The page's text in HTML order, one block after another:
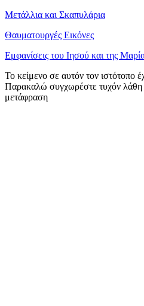
Μετάλλια και Σκαπυλάρια
Θαυματουργές Εικόνες
Εμφανίσεις του Ιησού και της
Το κείμενο σε αυτόν τον ιστότοπο
Παρακαλώ συγχωρέστε τυχόν λάθη
μετάφραση